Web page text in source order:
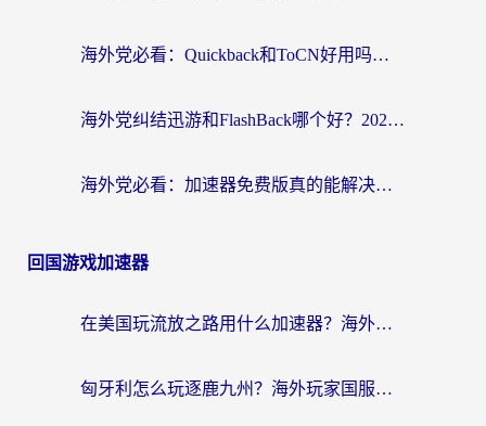
海外党必看：Quickback和ToCN好用吗？3分钟选对回国加速器的实用指南
海外党纠结迅游和FlashBack哪个好？2026实用指南教你选对回国加速器
海外党必看：加速器免费版真的能解决回国访问难题吗？附实用选择指南
回国游戏加速器
在美国玩流放之路用什么加速器？海外党国服游戏不卡顿的终极攻略
匈牙利怎么玩逐鹿九州？海外玩家国服游戏加速器终极指南（附永劫无间荣耀新三国解决方案）